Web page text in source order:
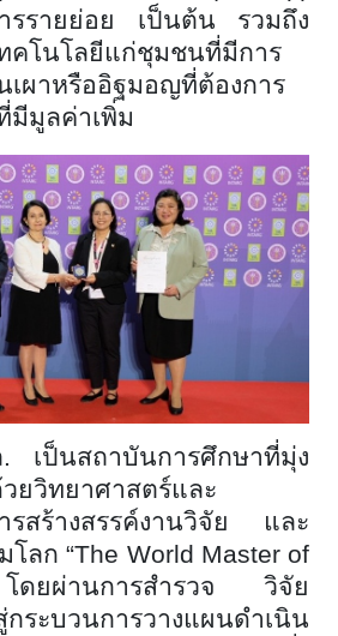
รรายย่อย เป็นต้น รวมถึง
คโนโลยีแก่ชุมชนที่มีการ
เผาหรืออิฐมอญที่ต้องการ
มูลค่าเพิ่ม
. เป็นสถาบันการศึกษาที่มุ่ง
ยวิทยาศาสตร์และ
สร้างสรรค์งานวิจัย และ
โลก “The World Master of
โดยผ่านการสำรวจ วิจัย
ระบวนการวางแผนดำเนิน